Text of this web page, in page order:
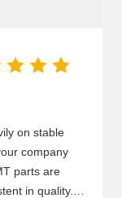
on stable
company
parts are
in quality.